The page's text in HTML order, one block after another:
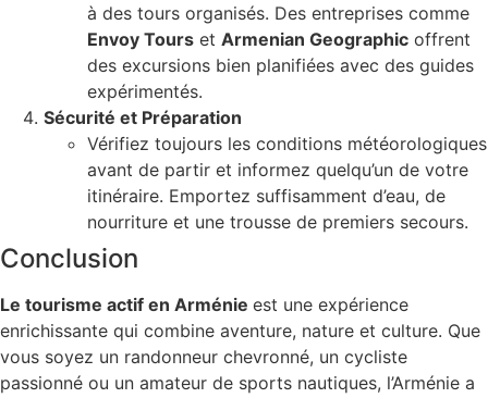
à des tours organisés. Des entreprises comme
Envoy Tours et Armenian Geographic offrent
des excursions bien planifiées avec des guides
expérimentés.
Sécurité et Préparation
Vérifiez toujours les conditions météorologiques
avant de partir et informez quelqu’un de votre
itinéraire. Emportez suffisamment d’eau, de
nourriture et une trousse de premiers secours.
Conclusion
Le tourisme actif en Arménie est une expérience
enrichissante qui combine aventure, nature et culture. Que
vous soyez un randonneur chevronné, un cycliste
passionné ou un amateur de sports nautiques, l’Arménie a